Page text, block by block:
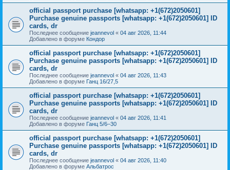
official passport purchase [whatsapp: +1(672)2050601]
Purchase genuine passports [whatsapp: +1(672)2050601] ID
cards, dr
Последнее сообщение jeannevol « 04 авг 2026, 11:44
Добавлено в форуме Кондор
official passport purchase [whatsapp: +1(672)2050601]
Purchase genuine passports [whatsapp: +1(672)2050601] ID
cards, dr
Последнее сообщение jeannevol « 04 авг 2026, 11:43
Добавлено в форуме Ганц 16/27,5
official passport purchase [whatsapp: +1(672)2050601]
Purchase genuine passports [whatsapp: +1(672)2050601] ID
cards, dr
Последнее сообщение jeannevol « 04 авг 2026, 11:41
Добавлено в форуме Ганц 5/6–30
official passport purchase [whatsapp: +1(672)2050601]
Purchase genuine passports [whatsapp: +1(672)2050601] ID
cards, dr
Последнее сообщение jeannevol « 04 авг 2026, 11:40
Добавлено в форуме Альбатрос